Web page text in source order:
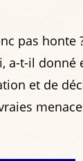
pas honte
a-t-il donné
et de